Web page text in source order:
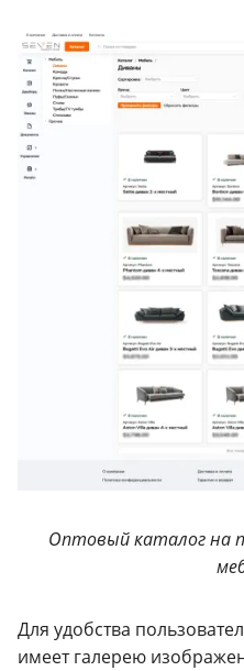
Оптовый каталог на
Для удобства
имеет галерею